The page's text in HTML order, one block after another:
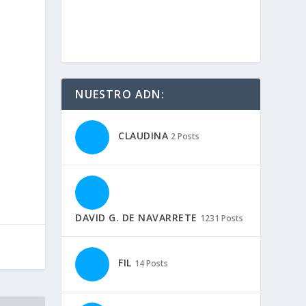
NUESTRO ADN:
CLAUDINA 2 Posts
DAVID G. DE NAVARRETE 1231 Posts
FIL 14 Posts